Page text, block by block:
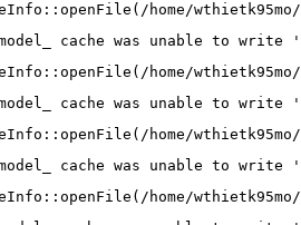
home/wthietk95mo/
cache was unable to
home/wthietk95mo/
cache was unable to
home/wthietk95mo/
cache was unable to
home/wthietk95mo/